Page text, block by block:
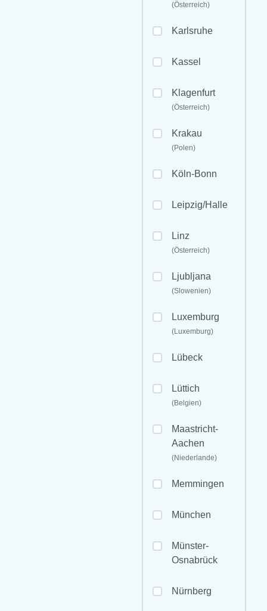
(Österreich)
Karlsruhe
Kassel
Klagenfurt
(Österreich)
Krakau
(Polen)
Köln-Bonn
Leipzig/Halle
Linz
(Österreich)
Ljubljana
(Slowenien)
Luxemburg
(Luxemburg)
Lübeck
Lüttich
(Belgien)
Maastricht-
Aachen
(Niederlande)
Memmingen
München
Münster-
Osnabrück
Nürnberg